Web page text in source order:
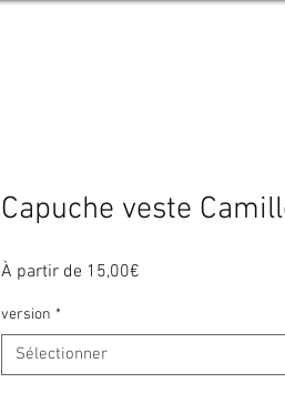
Capuche veste
À partir de 15,00€
version *
Sélectionner